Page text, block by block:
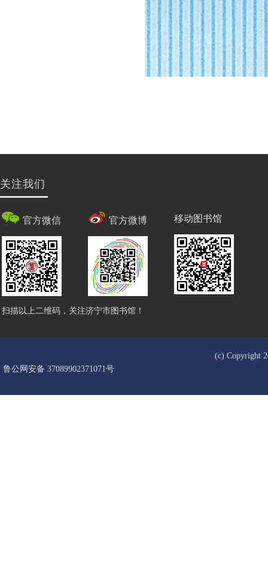
关注我们
官方微信 官方微博 移动图书馆
扫描以上二维码，关注济宁市图书馆！
(c) Copyright
鲁公网安备 37089902371071号